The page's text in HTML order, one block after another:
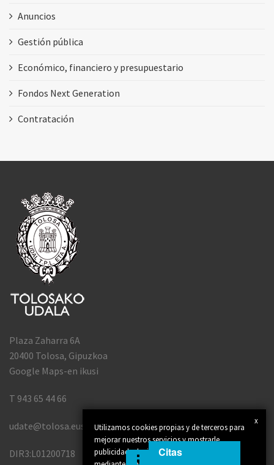
Citas
Anuncios
Gestión pública
Económico, financiero y presupuestario
Fondos Next Generation
Contratación
x
Utilizamos cookies propias y de terceros para
mejorar nuestros servicios y mostrarle
publicidad relacionada con sus preferencias
Plaza Zaharra 6A
20400 Tolosa, Gipuzkoa
Google Maps-en ikusi
T 943 65 44 66
udate@tolosa.eus
DIR3:L01200718